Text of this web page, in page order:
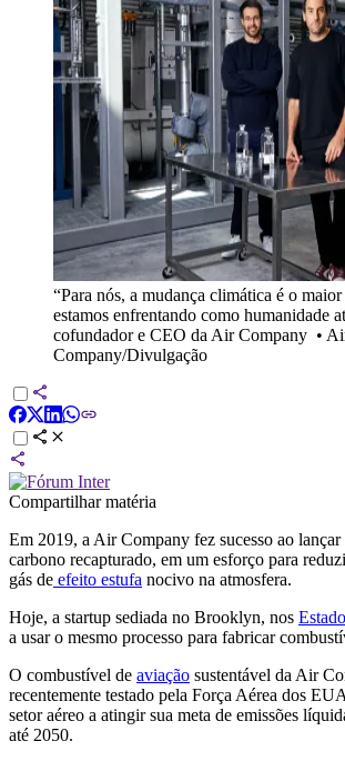
“Para nós, a mudança climática é o
estamos enfrentando como humanidade
cofundador e CEO da Air Company •
Company/Divulgação
Compartilhar matéria
Em 2019, a Air Company fez sucesso ao
carbono recapturado, em um esforço para
gás de efeito estufa nocivo na atmosfera.
Hoje, a startup sediada no Brooklyn, nos
a usar o mesmo processo para fabricar
O combustível de aviação sustentável da Air
recentemente testado pela Força Aérea dos
setor aéreo a atingir sua meta de emissões
até 2050.